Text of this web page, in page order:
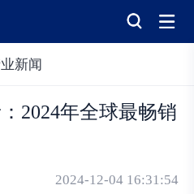
新闻
2024年全球最畅销
2024-12-04 16:31:54